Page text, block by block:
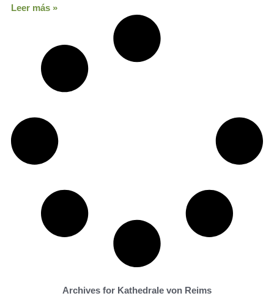
Leer más »
Archives for Kathedrale von Reims